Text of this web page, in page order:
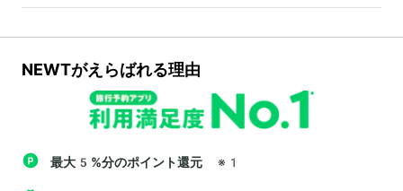
NEWTがえらばれる理由
最大5%分のポイント還元 ※1